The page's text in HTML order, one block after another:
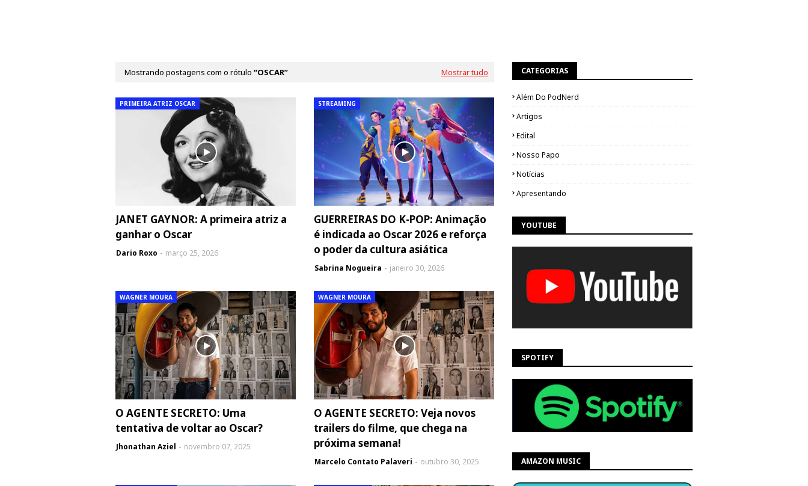
Mostrando postagens com o rótulo OSCAR Mostrar tudo
PRIMEIRA ATRIZ OSCAR
JANET GAYNOR: A primeira atriz a
ganhar o Oscar
Dario Roxo março 25, 2026
STREAMING
GUERREIRAS DO K-POP: Animação
é indicada ao Oscar 2026 e reforça
o poder da cultura asiática
Sabrina Nogueira janeiro 30, 2026
WAGNER MOURA
O AGENTE SECRETO: Uma
tentativa de voltar ao Oscar?
Jhonathan Aziel novembro 07, 2025
WAGNER MOURA
O AGENTE SECRETO: Veja novos
trailers do filme, que chega na
próxima semana!
Marcelo Contato Palaveri outubro 30, 2025
CATEGORIAS
Além Do PodNerd
Artigos
Edital
Nosso Papo
Notícias
Apresentando
YOUTUBE
SPOTIFY
AMAZON MUSIC